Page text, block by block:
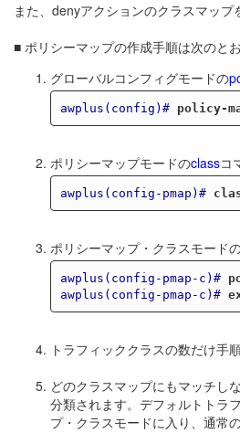
また、denyアクションのクラスマッ
■ ポリシーマップの作成手順は次のと
グローバルコンフィグモードの
awplus(config)# policy-
ポリシーマップモードのclassコ
awplus(config-pmap)#
ポリシーマップ・クラスモード
awplus(config-pmap-c)#
awplus(config-pmap-c)#
トラフィッククラスの数だけ手
どのクラスマップにもマッチし
分類されます。デフォルトトラ
プ・クラスモードに入り、通常